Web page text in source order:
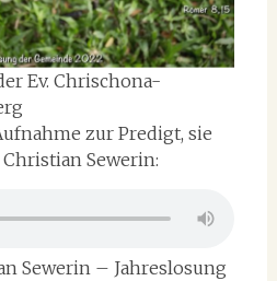
Ev. Chrischona-
zur Predigt, sie
Sewerin:
Sewerin – Jahreslosung